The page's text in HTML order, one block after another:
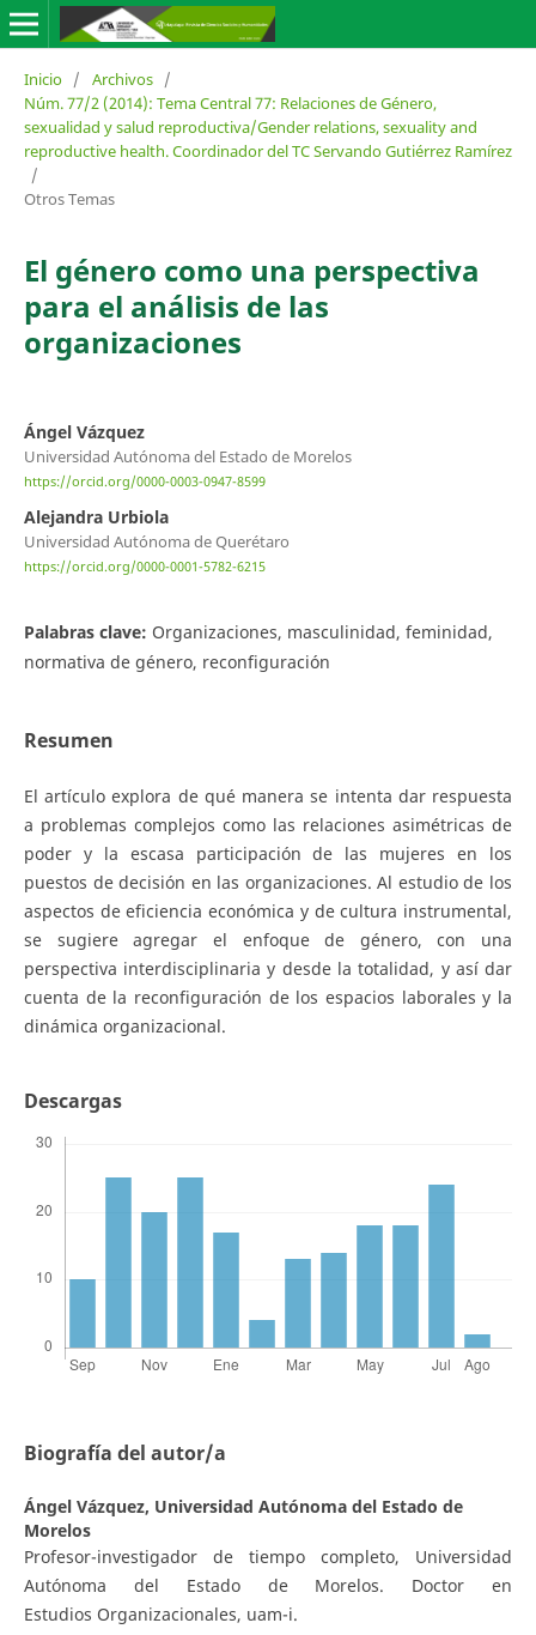
Inicio / Archivos /
Núm. 77/2 (2014): Tema Central 77: Relaciones de Género,
sexualidad y salud reproductiva/Gender relations, sexuality and
reproductive health. Coordinador del TC Servando Gutiérrez Ramírez
/
Otros Temas
El género como una perspectiva
para el análisis de las
organizaciones
Ángel Vázquez
Universidad Autónoma del Estado de Morelos
https://orcid.org/0000-0003-0947-8599
Alejandra Urbiola
Universidad Autónoma de Querétaro
https://orcid.org/0000-0001-5782-6215
Palabras clave: Organizaciones, masculinidad, feminidad,
normativa de género, reconfiguración
Resumen
El artículo explora de qué manera se intenta dar respuesta
a problemas complejos como las relaciones asimétricas de
poder y la escasa participación de las mujeres en los
puestos de decisión en las organizaciones. Al estudio de los
aspectos de eficiencia económica y de cultura instrumental,
se sugiere agregar el enfoque de género, con una
perspectiva interdisciplinaria y desde la totalidad, y así dar
cuenta de la reconfiguración de los espacios laborales y la
dinámica organizacional.
Descargas
Biografía del autor/a
Ángel Vázquez, Universidad Autónoma del Estado de
Morelos
Profesor-investigador de tiempo completo, Universidad
Autónoma del Estado de Morelos. Doctor en
Estudios Organizacionales, uam-i.